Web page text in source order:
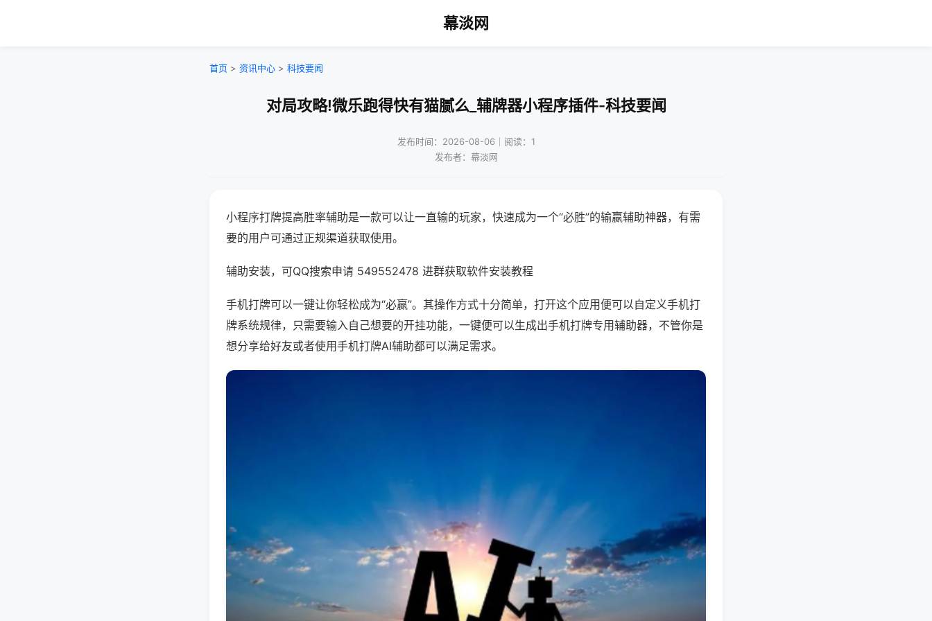
幕淡网
首页 > 资讯中心 > 科技要闻
对局攻略!微乐跑得快有猫腻么_辅牌器小程序插件-科技要闻
发布时间：2026-08-06｜阅读：1
发布者：幕淡网
小程序打牌提高胜率辅助是一款可以让一直输的玩家，快速成为一个“必胜”的输赢辅助神器，有需
要的用户可通过正规渠道获取使用。
辅助安装，可QQ搜索申请 549552478 进群获取软件安装教程
手机打牌可以一键让你轻松成为“必赢”。其操作方式十分简单，打开这个应用便可以自定义手机打
牌系统规律，只需要输入自己想要的开挂功能，一键便可以生成出手机打牌专用辅助器，不管你是
想分享给好友或者使用手机打牌AI辅助都可以满足需求。